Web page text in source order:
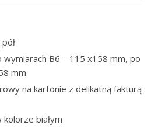
B6 – 115 x158 mm, po
mm
na kartonie z delikatną fakturą
białym